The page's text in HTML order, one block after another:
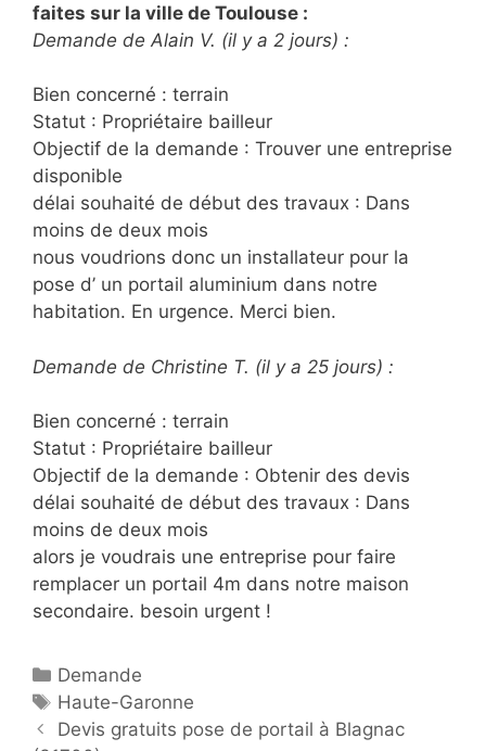
faites sur la ville de Toulouse :
Demande de Alain V. (il y a 2 jours) :
Bien concerné : terrain
Statut : Propriétaire bailleur
Objectif de la demande : Trouver une entreprise
disponible
délai souhaité de début des travaux : Dans
moins de deux mois
nous voudrions donc un installateur pour la
pose d’ un portail aluminium dans notre
habitation. En urgence. Merci bien.
Demande de Christine T. (il y a 25 jours) :
Bien concerné : terrain
Statut : Propriétaire bailleur
Objectif de la demande : Obtenir des devis
délai souhaité de début des travaux : Dans
moins de deux mois
alors je voudrais une entreprise pour faire
remplacer un portail 4m dans notre maison
secondaire. besoin urgent !
C
a
t
Demande
É
t
Haute-Garonne
P
Devis gratuits pose de portail à Blagnac